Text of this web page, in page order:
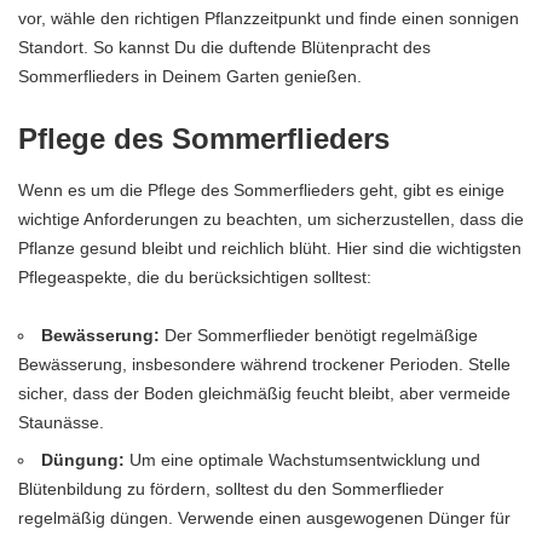
vor, wähle den richtigen Pflanzzeitpunkt und finde einen sonnigen
Standort. So kannst Du die duftende Blütenpracht des
Sommerflieders in Deinem Garten genießen.
Pflege des Sommerflieders
Wenn es um die Pflege des Sommerflieders geht, gibt es einige
wichtige Anforderungen zu beachten, um sicherzustellen, dass die
Pflanze gesund bleibt und reichlich blüht. Hier sind die wichtigsten
Pflegeaspekte, die du berücksichtigen solltest:
Bewässerung: Der Sommerflieder benötigt regelmäßige
Bewässerung, insbesondere während trockener Perioden. Stelle
sicher, dass der Boden gleichmäßig feucht bleibt, aber vermeide
Staunässe.
Düngung: Um eine optimale Wachstumsentwicklung und
Blütenbildung zu fördern, solltest du den Sommerflieder
regelmäßig düngen. Verwende einen ausgewogenen Dünger für